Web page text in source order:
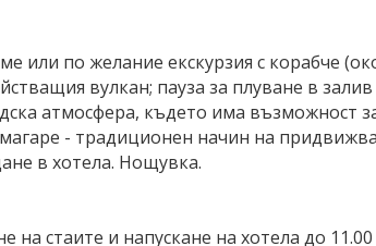
или по желание екскурзия с корабче
вулкан; пауза за плуване в
атмосфера, където има възможност
- традиционен начин на
в хотела. Нощувка.
на стаите и напускане на хотела до